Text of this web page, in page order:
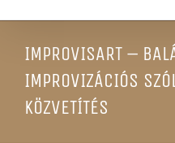
IMPROVISART –
IMPROVIZÁCIÓS
KÖZVETÍTÉS